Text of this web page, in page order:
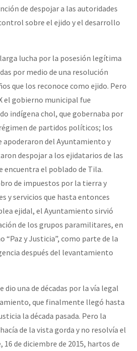
de despojar a las autoridades
sobre el ejido y el desarrollo
lucha por la posesión legítima
por medio de una resolución
que los reconoce como ejido. Pero
el gobierno municipal fue
indígena chol, que gobernaba por
de partidos políticos; los
apoderaron del Ayuntamiento y
despojar a los ejidatarios de las
encuentra el poblado de Tila.
de impuestos por la tierra y
y servicios que hasta entonces
ejidal, el Ayuntamiento sirvió
de los grupos paramilitares, en
y Justicia”, como parte de la
después del levantamiento
dio una de décadas por la vía legal
que finalmente llegó hasta
la década pasada. Pero la
de la vista gorda y no resolvía el
de diciembre de 2015, hartos de